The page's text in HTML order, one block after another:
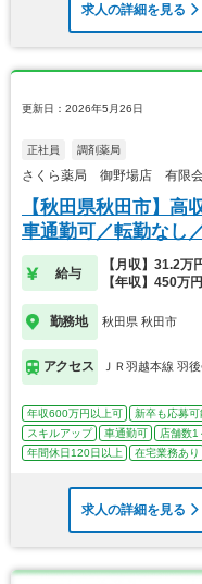
求人の詳細を見る
更新日：2026年5月26日
正社員 調剤薬局
さくら薬局 御野場店 有限会
【秋田県秋田市】
車通勤可／転勤なし
給与
【月収】31.2万
【年収】450万
勤務地 秋田県 秋田市
アクセス ＪＲ羽越本線 羽
年収600万円以上可 新卒も応募可
スキルアップ
車通勤可 店舗数1
年間休日120日以上
在宅業務あり
求人の詳細を見る